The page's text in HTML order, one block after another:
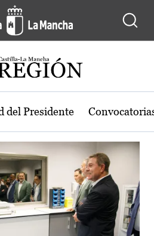
región de Castilla-
del Presidente